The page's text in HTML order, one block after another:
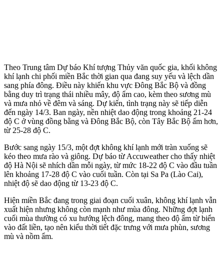
Theo Trung tâm Dự báo Khí tượng Thủy văn quốc gia, khối không
khí lạnh chi phối miền Bắc thời gian qua đang suy yếu và lệch dần
sang phía đông. Điều này khiến khu vực Đông Bắc Bộ và đồng
bằng duy trì trạng thái nhiều mây, độ ẩm cao, kèm theo sương mù
và mưa nhỏ về đêm và sáng. Dự kiến, tình trạng này sẽ tiếp diễn
đến ngày 14/3. Ban ngày, nền nhiệt dao động trong khoảng 21-24
độ C ở vùng đồng bằng và Đông Bắc Bộ, còn Tây Bắc Bộ ấm hơn,
từ 25-28 độ C.
Bước sang ngày 15/3, một đợt không khí lạnh mới tràn xuống sẽ
kéo theo mưa rào và giông. Dự báo từ Accuweather cho thấy nhiệt
độ Hà Nội sẽ nhích dần mỗi ngày, từ mức 18-22 độ C vào đầu tuần
lên khoảng 17-28 độ C vào cuối tuần. Còn tại Sa Pa (Lào Cai),
nhiệt độ sẽ dao động từ 13-23 độ C.
Hiện miền Bắc đang trong giai đoạn cuối xuân, không khí lạnh vẫn
xuất hiện nhưng không còn mạnh như mùa đông. Những đợt lạnh
cuối mùa thường có xu hướng lệch đông, mang theo độ ẩm từ biển
vào đất liền, tạo nên kiểu thời tiết đặc trưng với mưa phùn, sương
mù và nồm ẩm.